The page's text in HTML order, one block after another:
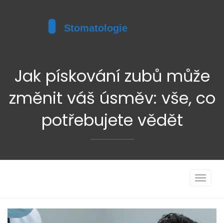
Jak pískování zubů může
změnit váš úsměv: vše, co
potřebujete vědět
Toggle